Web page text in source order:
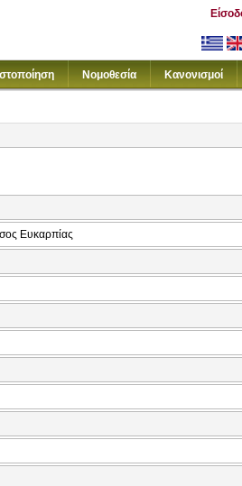
Νομοθεσία Κανονισμοί
Ευκαρπίας